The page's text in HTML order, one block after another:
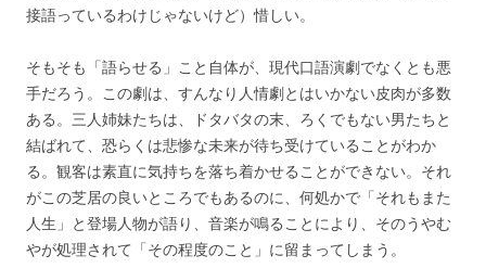
接語っているわけじゃないけど）惜しい。
そもそも「語らせる」こと自体が、現代口語演劇でなくとも悪
手だろう。この劇は、すんなり人情劇とはいかない皮肉が多数
ある。三人姉妹たちは、ドタバタの末、ろくでもない男たちと
結ばれて、恐らくは悲惨な未来が待ち受けていることがわか
る。観客は素直に気持ちを落ち着かせることができない。それ
がこの芝居の良いところでもあるのに、何処かで「それもまた
人生」と登場人物が語り、音楽が鳴ることにより、そのうやむ
やが処理されて「その程度のこと」に留まってしまう。